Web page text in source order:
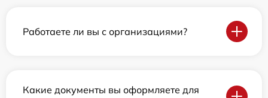
Работаете ли вы с организациями?
Какие документы вы оформляете для